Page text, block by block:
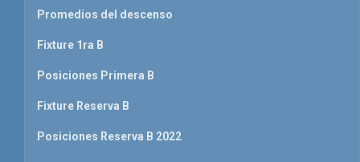
Promedios del descenso
Fixture 1ra B
Posiciones Primera B
Fixture Reserva B
Posiciones Reserva B 2022